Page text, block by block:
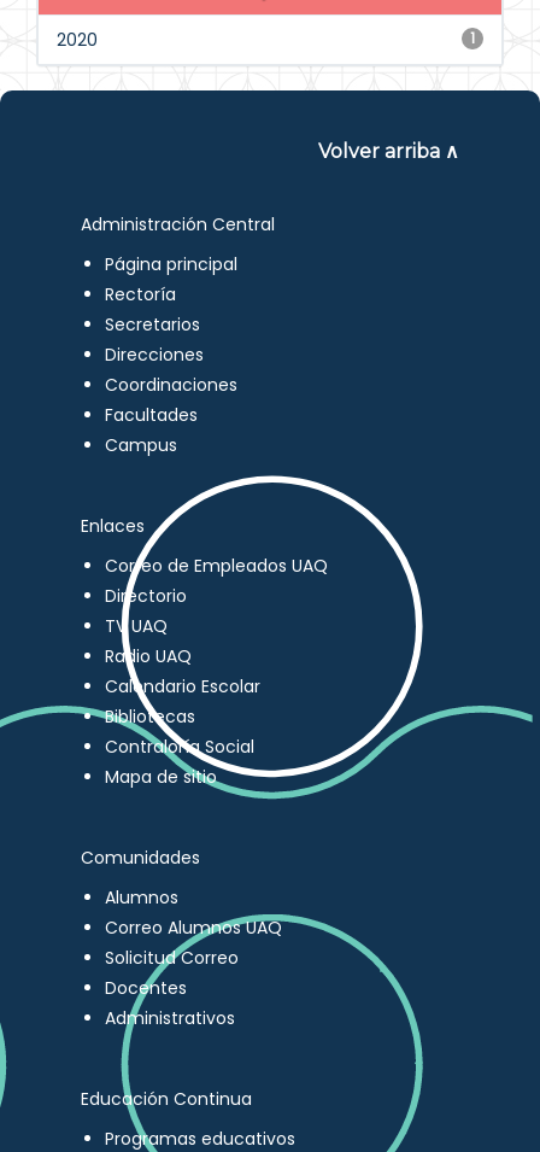
1
2020
Volver arriba ∧
Administración Central
Página principal
Rectoría
Secretarios
Direcciones
Coordinaciones
Facultades
Campus
Enlaces
Correo de Empleados UAQ
Directorio
TV UAQ
Radio UAQ
Calendario Escolar
Bibliotecas
Contraloría Social
Mapa de sitio
Comunidades
Alumnos
Correo Alumnos UAQ
Solicitud Correo
Docentes
Administrativos
Educación Continua
Programas educativos